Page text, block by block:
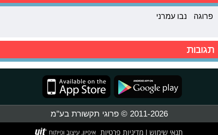
פרוגה נבו עמרני
תגובות
2011-2026 © פרוגי תקשורת בע"מ
תנאי שימוש מדיניות פרטיות